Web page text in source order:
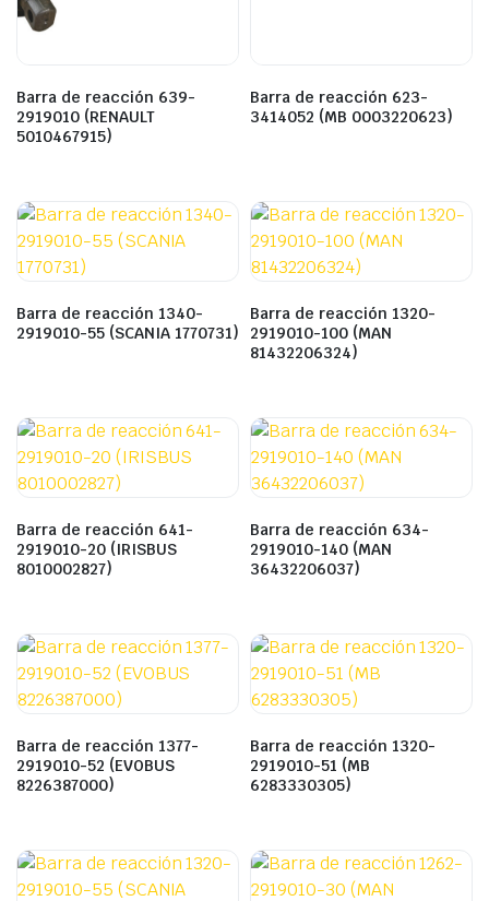
Barra de reacción 639-
2919010 (RENAULT
5010467915)
Barra de reacción 623-
3414052 (MB 0003220623)
Barra de reacción 1340-
2919010-55 (SCANIA 1770731)
Barra de reacción 1320-
2919010-100 (MAN
81432206324)
Barra de reacción 641-
2919010-20 (IRISBUS
8010002827)
Barra de reacción 634-
2919010-140 (MAN
36432206037)
Barra de reacción 1377-
2919010-52 (EVOBUS
8226387000)
Barra de reacción 1320-
2919010-51 (MB
6283330305)